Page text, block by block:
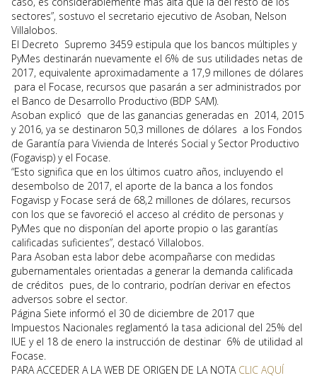
sectores”, sostuvo el secretario ejecutivo de Asoban, Nelson
Villalobos.
El Decreto Supremo 3459 estipula que los bancos múltiples y
PyMes destinarán nuevamente el 6% de sus utilidades netas de
2017, equivalente aproximadamente a 17,9 millones de dólares
para el Focase, recursos que pasarán a ser administrados por
el Banco de Desarrollo Productivo (BDP SAM).
Asoban explicó que de las ganancias generadas en 2014, 2015
y 2016, ya se destinaron 50,3 millones de dólares a los Fondos
de Garantía para Vivienda de Interés Social y Sector Productivo
(Fogavisp) y el Focase.
“Esto significa que en los últimos cuatro años, incluyendo el
desembolso de 2017, el aporte de la banca a los fondos
Fogavisp y Focase será de 68,2 millones de dólares, recursos
con los que se favoreció el acceso al crédito de personas y
PyMes que no disponían del aporte propio o las garantías
calificadas suficientes”, destacó Villalobos.
Para Asoban esta labor debe acompañarse con medidas
gubernamentales orientadas a generar la demanda calificada
de créditos pues, de lo contrario, podrían derivar en efectos
adversos sobre el sector.
Página Siete informó el 30 de diciembre de 2017 que
Impuestos Nacionales reglamentó la tasa adicional del 25% del
IUE y el 18 de enero la instrucción de destinar 6% de utilidad al
Focase.
PARA ACCEDER A LA WEB DE ORIGEN DE LA NOTA CLIC AQUÍ